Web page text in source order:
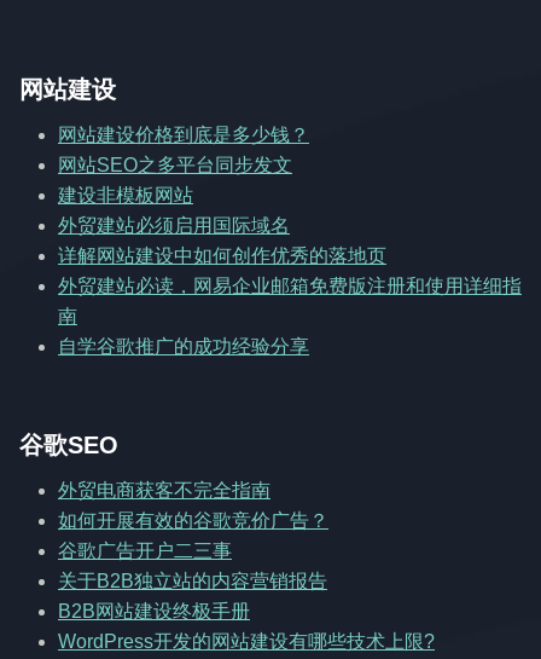
网站建设
网站建设价格到底是多少钱？
网站SEO之多平台同步发文
建设非模板网站
外贸建站必须启用国际域名
详解网站建设中如何创作优秀的落地页
外贸建站必读，网易企业邮箱免费版注册和使用详细指
南
自学谷歌推广的成功经验分享
谷歌SEO
外贸电商获客不完全指南
如何开展有效的谷歌竞价广告？
谷歌广告开户二三事
关于B2B独立站的内容营销报告
B2B网站建设终极手册
WordPress开发的网站建设有哪些技术上限?